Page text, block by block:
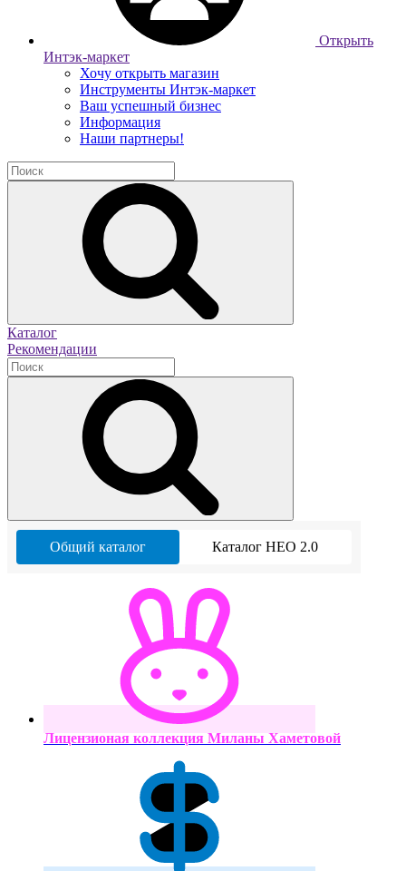
Открыть
Интэк-маркет
Хочу открыть магазин
Инструменты Интэк-маркет
Ваш успешный бизнес
Информация
Наши партнеры!
Каталог
Рекомендации
Общий каталог Каталог НЕО 2.0
Лицензионая коллекция Миланы Хаметовой